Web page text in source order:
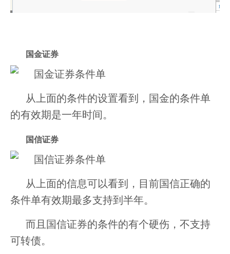
国金证券
从上面的条件的设置看到，国金的条件单
的有效期是一年时间。
国信证券
从上面的信息可以看到，目前国信正确的
条件单有效期最多支持到半年。
而且国信证券的条件的有个硬伤，不支持
可转债。